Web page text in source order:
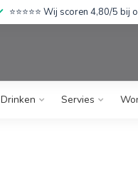
⭐⭐⭐⭐⭐ Wij scoren 4,80/5 bij
Servies